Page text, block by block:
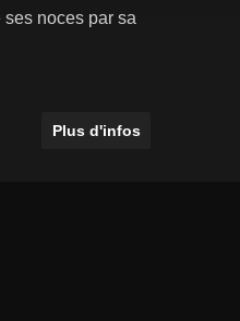
noces par sa
Plus d'infos